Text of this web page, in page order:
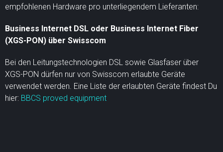
empfohlenen Hardware pro unterliegendem Lieferanten:
Business Internet DSL oder Business Internet Fiber
(XGS-PON) über Swisscom
Bei den Leitungstechnologien DSL sowie Glasfaser über
XGS-PON dürfen nur von Swisscom erlaubte Geräte
verwendet werden. Eine Liste der erlaubten Geräte findest Du
hier: BBCS proved equipment